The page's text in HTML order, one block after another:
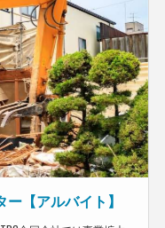
【アルバイト】